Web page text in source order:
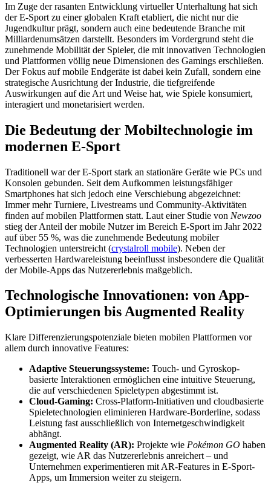
Im Zuge der rasanten Entwicklung virtueller Unterhaltung hat sich
der E-Sport zu einer globalen Kraft etabliert, die nicht nur die
Jugendkultur prägt, sondern auch eine bedeutende Branche mit
Milliardenumsätzen darstellt. Besonders im Vordergrund steht die
zunehmende Mobilität der Spieler, die mit innovativen Technologien
und Plattformen völlig neue Dimensionen des Gamings erschließen.
Der Fokus auf mobile Endgeräte ist dabei kein Zufall, sondern eine
strategische Ausrichtung der Industrie, die tiefgreifende
Auswirkungen auf die Art und Weise hat, wie Spiele konsumiert,
interagiert und monetarisiert werden.
Die Bedeutung der Mobiltechnologie im
modernen E-Sport
Traditionell war der E-Sport stark an stationäre Geräte wie PCs und
Konsolen gebunden. Seit dem Aufkommen leistungsfähiger
Smartphones hat sich jedoch eine Verschiebung abgezeichnet:
Immer mehr Turniere, Livestreams und Community-Aktivitäten
finden auf mobilen Plattformen statt. Laut einer Studie von Newzoo
stieg der Anteil der mobile Nutzer im Bereich E-Sport im Jahr 2022
auf über 55 %, was die zunehmende Bedeutung mobiler
Technologien unterstreicht (crystalroll mobile). Neben der
verbesserten Hardwareleistung beeinflusst insbesondere die Qualität
der Mobile-Apps das Nutzererlebnis maßgeblich.
Technologische Innovationen: von App-
Optimierungen bis Augmented Reality
Klare Differenzierungspotenziale bieten mobilen Plattformen vor
allem durch innovative Features:
Adaptive Steuerungssysteme: Touch- und Gyroskop-
basierte Interaktionen ermöglichen eine intuitive Steuerung,
die auf verschiedenen Spieletypen abgestimmt ist.
Cloud-Gaming: Cross-Platform-Initiativen und cloudbasierte
Spieletechnologien eliminieren Hardware-Borderline, sodass
Leistung fast ausschließlich von Internetgeschwindigkeit
abhängt.
Augmented Reality (AR): Projekte wie Pokémon GO haben
gezeigt, wie AR das Nutzererlebnis anreichert – und
Unternehmen experimentieren mit AR-Features in E-Sport-
Apps, um Immersion weiter zu steigern.